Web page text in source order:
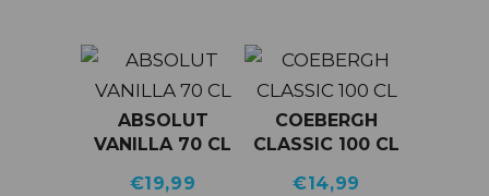
ABSOLUT
VANILLA 70 CL
€19,99
COEBERGH
CLASSIC 100 CL
€14,99